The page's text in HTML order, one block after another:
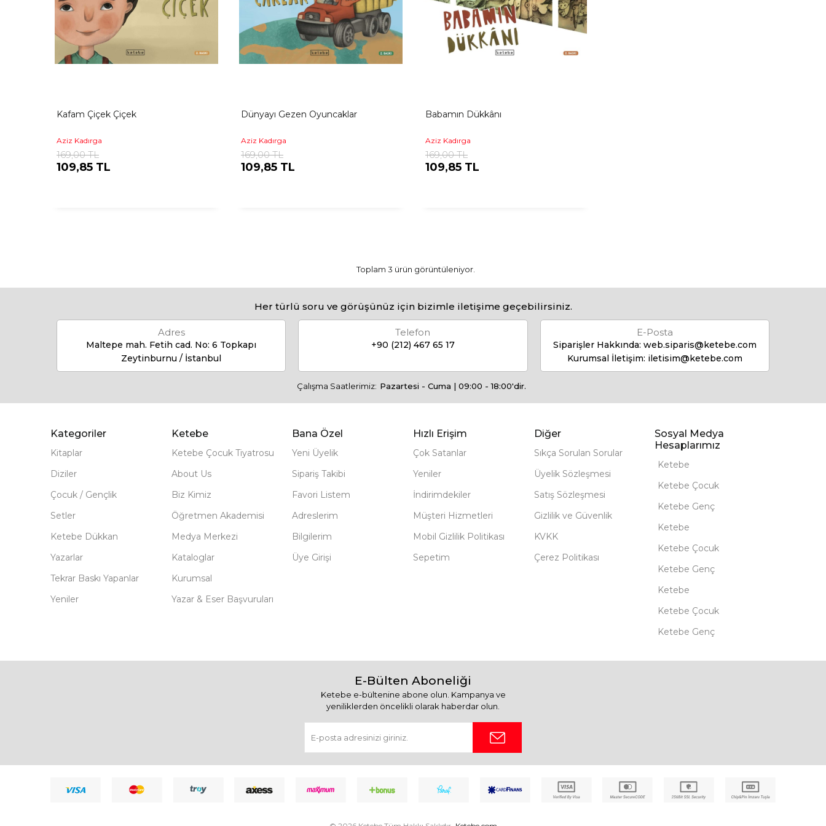
Kafam Çiçek Çiçek
Aziz Kadırga
169,00 TL
109,85 TL
Dünyayı Gezen Oyuncaklar
Aziz Kadırga
169,00 TL
109,85 TL
Babamın Dükkânı
Aziz Kadırga
169,00 TL
109,85 TL
Toplam 3 ürün görüntüleniyor.
Her türlü soru ve görüşünüz için bizimle iletişime geçebilirsiniz.
Adres
Maltepe mah. Fetih cad. No: 6 Topkapı
Zeytinburnu / İstanbul
Telefon
+90 (212) 467 65 17
E-Posta
Siparişler Hakkında: web.siparis@ketebe.com
Kurumsal İletişim: iletisim@ketebe.com
Çalışma Saatlerimiz: Pazartesi - Cuma | 09:00 - 18:00'dir.
Kategoriler
Kitaplar
Diziler
Çocuk / Gençlik
Setler
Ketebe Dükkan
Yazarlar
Tekrar Baskı Yapanlar
Yeniler
Ketebe
Ketebe Çocuk Tiyatrosu
About Us
Biz Kimiz
Öğretmen Akademisi
Medya Merkezi
Kataloglar
Kurumsal
Yazar & Eser Başvuruları
Bana Özel
Yeni Üyelik
Sipariş Takibi
Favori Listem
Adreslerim
Bilgilerim
Üye Girişi
Hızlı Erişim
Çok Satanlar
Yeniler
İndirimdekiler
Müşteri Hizmetleri
Mobil Gizlilik Politikası
Sepetim
Diğer
Sıkça Sorulan Sorular
Üyelik Sözleşmesi
Satış Sözleşmesi
Gizlilik ve Güvenlik
KVKK
Çerez Politikası
Sosyal Medya
Hesaplarımız
Ketebe
Ketebe Çocuk
Ketebe Genç
Ketebe
Ketebe Çocuk
Ketebe Genç
Ketebe
Ketebe Çocuk
Ketebe Genç
E-Bülten Aboneliği
Ketebe e-bültenine abone olun. Kampanya ve
yeniliklerden öncelikli olarak haberdar olun.